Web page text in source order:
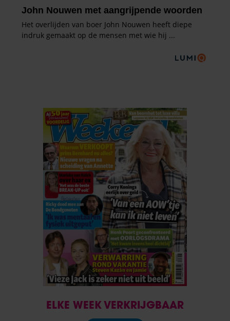
ELKE WEEK VERKRIJGBAAR